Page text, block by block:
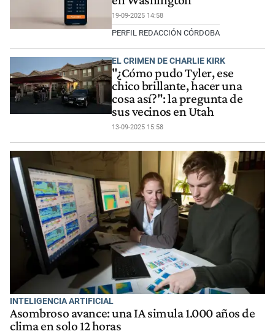
19-09-2025 14:58
PERFIL REDACCIÓN CÓRDOBA
EL CRIMEN DE CHARLIE KIRK
"¿Cómo pudo Tyler, ese
chico brillante, hacer una
cosa así?": la pregunta de
sus vecinos en Utah
13-09-2025 15:58
INTELIGENCIA ARTIFICIAL
Asombroso avance: una IA simula 1.000 años de
clima en solo 12 horas